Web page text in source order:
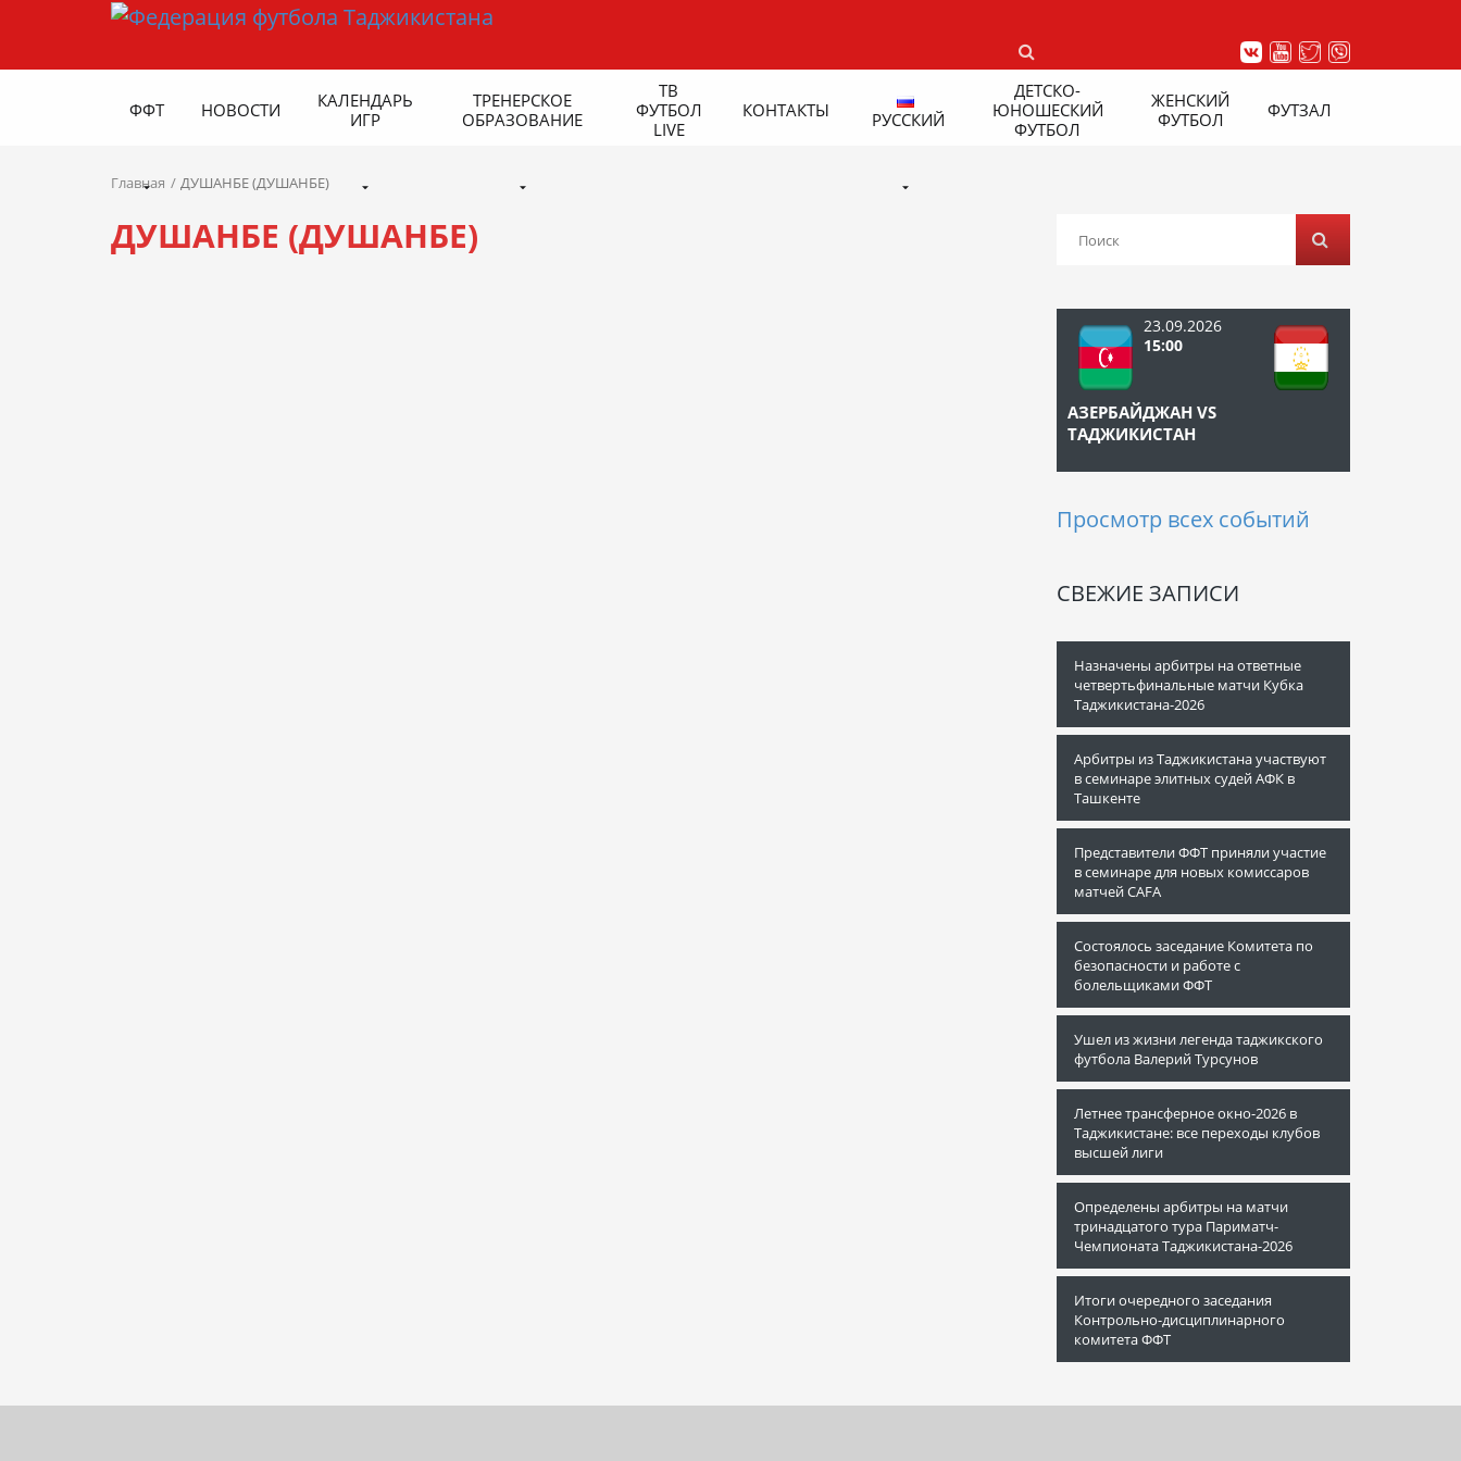
ФФТ НОВОСТИ
КАЛЕНДАРЬ
ИГР
ТРЕНЕРСКОЕ
ОБРАЗОВАНИЕ
ТВ
ФУТБОЛ
LIVE
КОНТАКТЫ РУССКИЙ
ДЕТСКО-
ЮНОШЕСКИЙ
ФУТБОЛ
ЖЕНСКИЙ
ФУТБОЛ
ФУТЗАЛ
Главная ДУШАНБЕ (ДУШАНБЕ)
ДУШАНБЕ (ДУШАНБЕ)
23.09.2026
15:00
АЗЕРБАЙДЖАН VS
ТАДЖИКИСТАН
Просмотр всех событий
СВЕЖИЕ ЗАПИСИ
Назначены арбитры на ответные
четвертьфинальные матчи Кубка
Таджикистана-2026
Арбитры из Таджикистана участвуют
в семинаре элитных судей АФК в
Ташкенте
Представители ФФТ приняли участие
в семинаре для новых комиссаров
матчей CAFA
Состоялось заседание Комитета по
безопасности и работе с
болельщиками ФФТ
Ушел из жизни легенда таджикского
футбола Валерий Турсунов
Летнее трансферное окно-2026 в
Таджикистане: все переходы клубов
высшей лиги
Определены арбитры на матчи
тринадцатого тура Париматч-
Чемпионата Таджикистана-2026
Итоги очередного заседания
Контрольно-дисциплинарного
комитета ФФТ